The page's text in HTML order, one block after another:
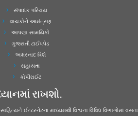
સંપાદક પરિચય
વાચકોને આમંત્રણ
આપણા સામયિકો
ગુજરાતી ટાઈપપેડ
અક્ષરનાદ વિશે
સહાયતા
કોપીરાઈટ
રાખશો..
ઈન્ટરનેટના માધ્યમથી વિશ્વના વિવિધ વિભાગોમાં વસતા